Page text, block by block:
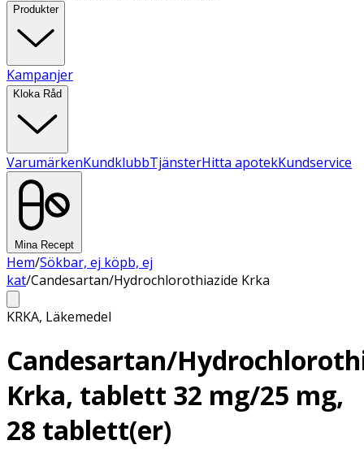
Produkter
Kampanjer
Kloka Råd
VarumärkenKundklubbTjänsterHitta apotekKundservice
Mina Recept
Hem/Sökbar, ej köpb, ej
kat/Candesartan/Hydrochlorothiazide Krka
KRKA, Läkemedel
Candesartan/
Krka, tablett 32 mg/25 mg,
28 tablett(er)